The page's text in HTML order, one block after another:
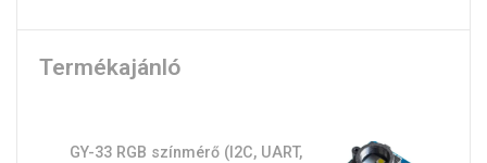
Termékajánló
GY-33 RGB színmérő (I2C, UART,